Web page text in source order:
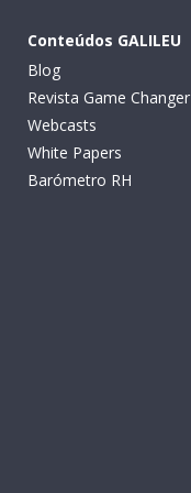
Conteúdos GALILEU
Blog
Revista Game Changer
Webcasts
White Papers
Barómetro RH